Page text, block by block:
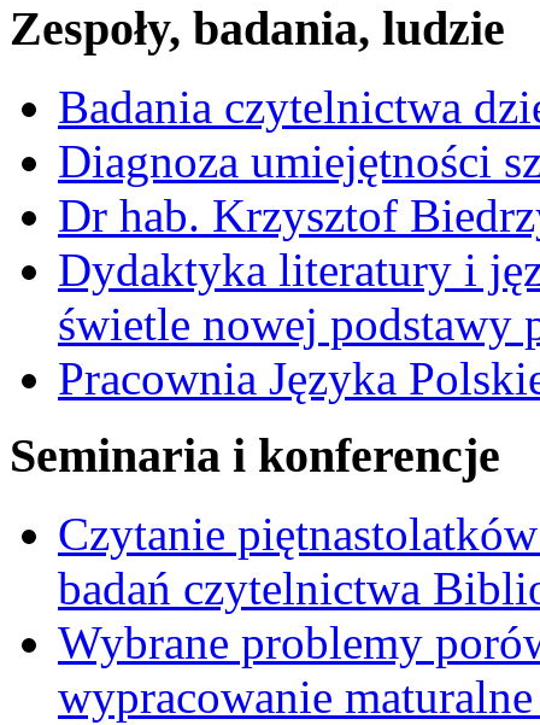
Zespoły, badania, ludzie
Badania czytelnictwa
Diagnoza umiejętności
Dr hab. Krzysztof
Dydaktyka literatury i
świetle nowej podstawy
Pracownia Języka
Seminaria i konferencje
Czytanie
badań czytelnictwa
Wybrane problemy
wypracowanie